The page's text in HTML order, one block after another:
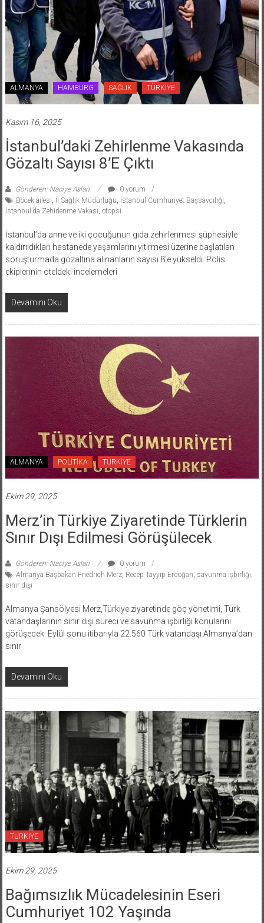
ALMANYA HAMBURG SAĞLIK TÜRKİYE
İstanbul’daki Zehirlenme Vakasında
Gözaltı Sayısı 8’e Çıktı
Böcek ailesi ,İl Sağlık Müdürlüğü İstanbul Cumhuriyet Başsavcılığı
İstanbul’da Zehirlenme Vakası, otopsi
kaldırıldıkları hastanede yaşamlarını yitirmesi üzerine başlatılan
soruşturmada gözaltına alınanların sayısı 8’e yükseldi. Polis
ekiplerinin oteldeki incelemeleri
Devamını Oku
ALMANYA POLİTİKA TÜRKİYE
Merz’in Türkiye Ziyaretinde Türklerin
Sınır Dışı Edilmesi Görüşülecek
Almanya Başbakan Friedrich Merz, Recep Tayyip Erdoğan
sınır dışı
vatandaşlarının sınır dışı süreci ve savunma işbirliği konularını
görüşecek. Eylül sonu itibarıyla 22.560 Türk vatandaşı Almanya’dan
sınır
Devamını Oku
TÜRKİYE
Bağımsızlık Mücadelesinin Eseri
Cumhuriyet 102 Yaşında